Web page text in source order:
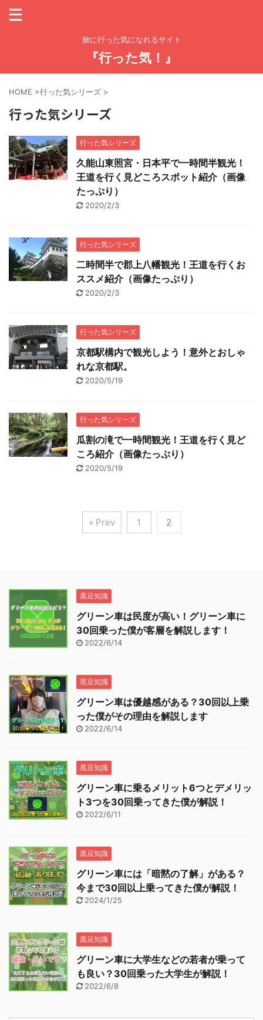
旅に行った気になれるサイト
『行った気！』
HOME >行った気シリーズ >
行った気シリーズ
行った気シリーズ
久能山東照宮・日本平で一時間半観光！
王道を行く見どころスポット紹介（画像
たっぷり）
2020/2/3
行った気シリーズ
二時間半で郡上八幡観光！王道を行くお
ススメ紹介（画像たっぷり）
2020/2/3
行った気シリーズ
京都駅構内で観光しよう！意外とおしゃ
れな京都駅。
2020/5/19
行った気シリーズ
瓜割の滝で一時間観光！王道を行く見ど
ころ紹介（画像たっぷり）
2020/5/19
« Prev 1 2
黒豆知識
グリーン車は民度が高い！グリーン車に
30回乗った僕が客層を解説します！
2022/6/14
黒豆知識
グリーン車は優越感がある？30回以上乗
った僕がその理由を解説します
2022/6/14
黒豆知識
グリーン車に乗るメリット6つとデメリッ
ト3つを30回乗ってきた僕が解説！
2022/6/11
黒豆知識
グリーン車には「暗黙の了解」がある？
今まで30回以上乗ってきた僕が解説！
2024/1/25
黒豆知識
グリーン車に大学生などの若者が乗って
も良い？30回乗った大学生が解説！
2022/6/8